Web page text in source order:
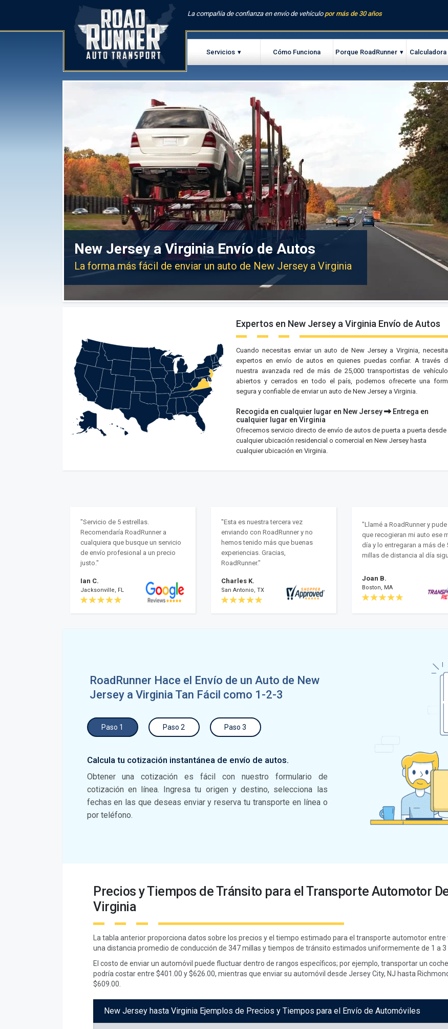
La compañía de confianza en envío de vehículopor más de 30 años
Servicios Cómo Funciona Porque RoadRunner
New Jersey a Virginia Envío de Autos
La forma más fácil de enviar un auto de New Jersey a Virginia
Expertos en New Jersey a Virginia Envío de Autos
Cuando necesitas enviar un auto de New Jersey a Virginia,
expertos en envío de autos en quienes puedas confiar. A través
nuestra avanzada red de más de 25,000 transportistas de
abiertos y cerrados en todo el país, podemos ofrecerte una
segura y confiable de enviar un auto de New Jersey a Virginia.
Recogida en cualquier lugar en New Jersey
Entrega en
cualquier lugar en Virginia
Ofrecemos servicio directo de envío de autos de puerta a puerta desde
cualquier ubicación residencial o comercial en New Jersey hasta
cualquier ubicación en Virginia.
"Servicio de 5 estrellas.
Recomendaría RoadRunner a
cualquiera que busque un servicio
de envío profesional a un precio
justo."
Ian C.
Jacksonville, FL
"Esta es nuestra tercera vez
enviando con RoadRunner y no
hemos tenido más que buenas
experiencias. Gracias,
RoadRunner."
Charles K.
San Antonio, TX
"Llamé a RoadRunner y
que recogieran mi auto ese
día y lo entregaran a más de
millas de distancia al día
Joan B.
Boston, MA
RoadRunner Hace el Envío de un Auto de New
Jersey a Virginia Tan Fácil como 1-2-3
Paso 1 Paso 2 Paso 3
Calcula tu cotización instantánea de envío de autos.
Obtener una cotización es fácil con nuestro formulario de
cotización en línea. Ingresa tu origen y destino, selecciona las
fechas en las que deseas enviar y reserva tu transporte en línea o
por teléfono.
Precios y Tiempos de Tránsito para el Transporte Automotor
Virginia
La tabla anterior proporciona datos sobre los precios y el tiempo estimado para el transporte automotor
una distancia promedio de conducción de 347 millas y tiempos de tránsito estimados uniformemente de 1 a 3
El costo de enviar un automóvil puede fluctuar dentro de rangos específicos; por ejemplo, transportar un
podría costar entre $401.00 y $626.00, mientras que enviar su automóvil desde Jersey City, NJ hasta
$609.00.
New Jersey hasta Virginia Ejemplos de Precios y Tiempos para el Envío de Automóviles